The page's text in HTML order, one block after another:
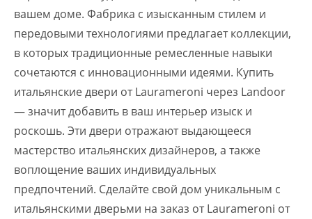
вашем доме. Фабрика с изысканным стилем и
передовыми технологиями предлагает коллекции,
в которых традиционные ремесленные навыки
сочетаются с инновационными идеями. Купить
итальянские двери от Laurameroni через Landoor
— значит добавить в ваш интерьер изыск и
роскошь. Эти двери отражают выдающееся
мастерство итальянских дизайнеров, а также
воплощение ваших индивидуальных
предпочтений. Сделайте свой дом уникальным с
итальянскими дверьми на заказ от Laurameroni от